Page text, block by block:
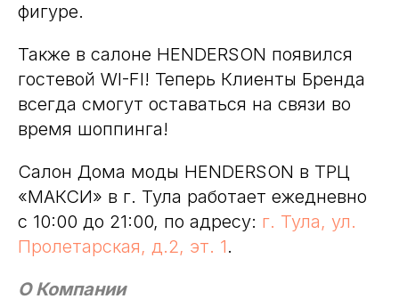
фигуре.
Также в салоне HENDERSON появился
гостевой WI-FI! Теперь Клиенты Бренда
всегда смогут оставаться на связи во
время шоппинга!
Салон Дома моды HENDERSON в ТРЦ
«МАКСИ» в г. Тула работает ежедневно
с 10:00 до 21:00, по адресу: г. Тула, ул.
Пролетарская, д.2, эт. 1.
О Компании